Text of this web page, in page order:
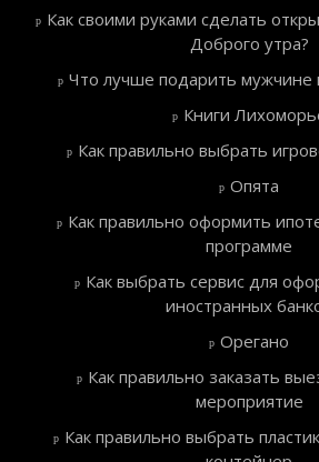
Как своими руками сделать
Доброго утра?
Что лучше подарить мужчине
Книги
Как правильно выбрать
Опята
Как правильно оформить
программе
Как выбрать сервис для
иностранных
Орегано
Как правильно заказать
мероприятие
Как правильно выбрать